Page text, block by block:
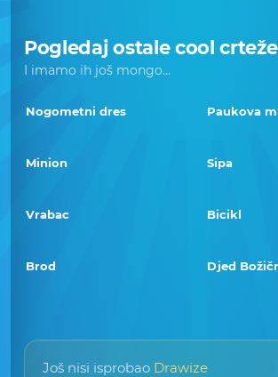
Pogledaj ostale cool crteže
I imamo ih još mongo...
Nogometni dres Paukova
Minion Sipa
Vrabac Bicikl
Brod Djed
Još nisi isprobao Drawize